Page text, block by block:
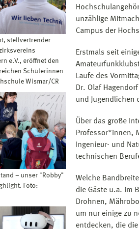
stellvertrender
e.V., eröffnet den
Schülerinnen
Wismar/CR
– unser "Robby"
Foto:
unzählige
Campus der
Erstmals seit
Laufe des
Dr. Olaf
und Jugendlichen
Über das große
Professor*innen,
Ingenieur- und
technischen
Welche
die Gäste u.a. im
Drohnen,
um nur einige zu
entdecken, die